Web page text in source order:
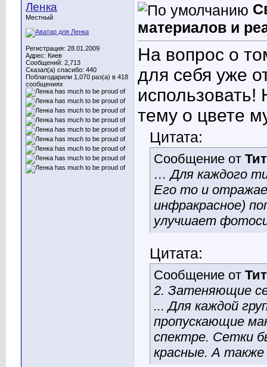
Ленка
Местный
Регистрация: 28.01.2009
Адрес: Киев
Сообщений: 2,713
Сказал(а) спасибо: 440
Поблагодарили 1,070 раз(а) в 418
сообщениях
материалов и
На вопрос о
для себя уже
тему о цвете
Цитата:
Сообщение от
… Для каждого
Его то и
инфракрасное)
улучшает
Цитата:
Сообщение от
2. Затеняющие
... Для каждой
пропускающие
спектре. Сетки
красные. А